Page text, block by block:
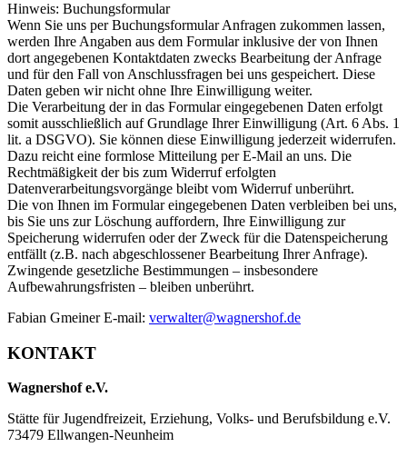
Hinweis: Buchungsformular
Wenn Sie uns per Buchungsformular Anfragen zukommen lassen,
werden Ihre Angaben aus dem Formular inklusive der von Ihnen
dort angegebenen Kontaktdaten zwecks Bearbeitung der Anfrage
und für den Fall von Anschlussfragen bei uns gespeichert. Diese
Daten geben wir nicht ohne Ihre Einwilligung weiter.
Die Verarbeitung der in das Formular eingegebenen Daten erfolgt
somit ausschließlich auf Grundlage Ihrer Einwilligung (Art. 6 Abs. 1
lit. a DSGVO). Sie können diese Einwilligung jederzeit widerrufen.
Dazu reicht eine formlose Mitteilung per E-Mail an uns. Die
Rechtmäßigkeit der bis zum Widerruf erfolgten
Datenverarbeitungsvorgänge bleibt vom Widerruf unberührt.
Die von Ihnen im Formular eingegebenen Daten verbleiben bei uns,
bis Sie uns zur Löschung auffordern, Ihre Einwilligung zur
Speicherung widerrufen oder der Zweck für die Datenspeicherung
entfällt (z.B. nach abgeschlossener Bearbeitung Ihrer Anfrage).
Zwingende gesetzliche Bestimmungen – insbesondere
Aufbewahrungsfristen – bleiben unberührt.
Fabian Gmeiner E-mail: verwalter@wagnershof.de
KONTAKT
Wagnershof e.V.
Stätte für Jugendfreizeit, Erziehung, Volks- und Berufsbildung e.V.
73479 Ellwangen-Neunheim